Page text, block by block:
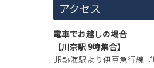
アクセス
電車でお越しの場合
【川奈駅 9時集合】
JR熱海駅より伊豆急行線